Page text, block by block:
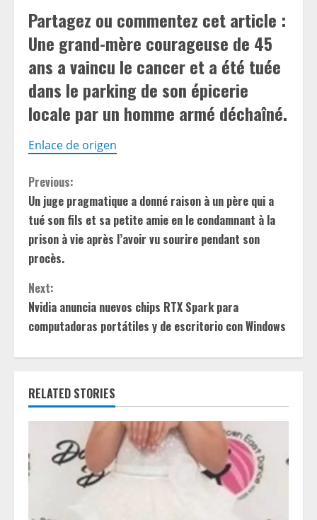
Partagez ou commentez cet article :
Une grand-mère courageuse de 45
ans a vaincu le cancer et a été tuée
dans le parking de son épicerie
locale par un homme armé déchaîné.
Enlace de origen
C
o
n
t
i
n
u
e
R
e
a
d
Previous:
Un juge pragmatique a donné raison à un père qui a
tué son fils et sa petite amie en le condamnant à la
prison à vie après l’avoir vu sourire pendant son
procès.
Next:
Nvidia anuncia nuevos chips RTX Spark para
computadoras portátiles y de escritorio con Windows
RELATED STORIES